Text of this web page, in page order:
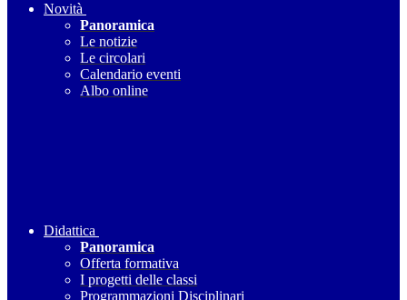
Novità
Panoramica
Le notizie
Le circolari
Calendario eventi
Albo online
Didattica
Panoramica
Offerta formativa
I progetti delle classi
Programmazioni Disciplinari